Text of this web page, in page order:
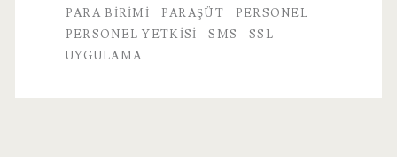
PARA BIRIMI
PARAŞÜT
PERSONEL
PERSONEL YETKISI
SMS
SSL
UYGULAMA